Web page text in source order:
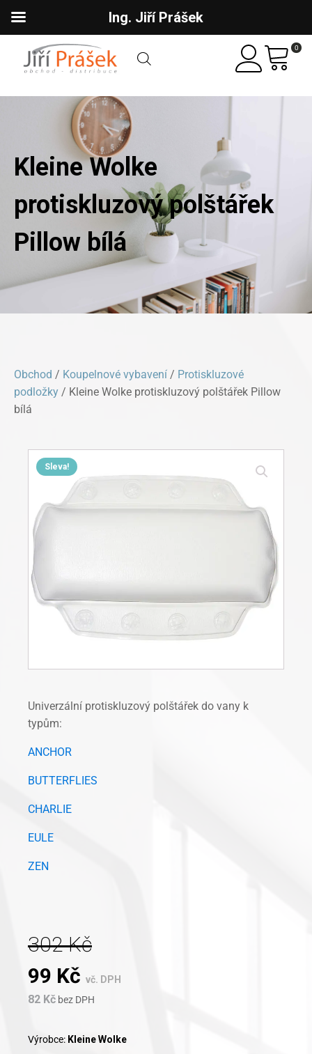
0
Kleine Wolke
protiskluzový polštářek
Pillow bílá
Obchod / Koupelnové vybavení / Protiskluzové
podložky / Kleine Wolke protiskluzový polštářek Pillow
bílá
Sleva!
Univerzální protiskluzový polštářek do vany k
typům:
ANCHOR
BUTTERFLIES
CHARLIE
EULE
ZEN
302Kč
Original
price
was:
99 Kč Current
price
is:
vč. DPH
82 Kč bez DPH
Výrobce: Kleine Wolke
Ing. Jiří Prášek